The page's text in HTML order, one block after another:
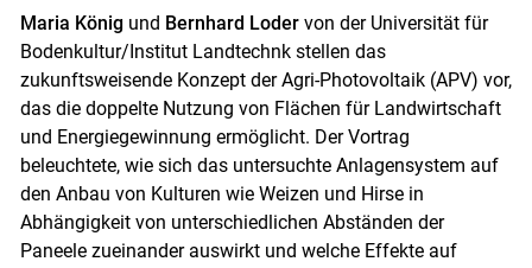
Maria Königund Bernhard Lodervon der Universität für
Bodenkultur/Institut Landtechnk stellen das
zukunftsweisende Konzept der Agri-Photovoltaik (APV) vor,
das die doppelte Nutzung von Flächen für Landwirtschaft
und Energiegewinnung ermöglicht. Der Vortrag
beleuchtete, wie sich das untersuchte Anlagensystem auf
den Anbau von Kulturen wie Weizen und Hirse in
Abhängigkeit von unterschiedlichen Abständen der
Paneele zueinander auswirkt und welche Effekte auf